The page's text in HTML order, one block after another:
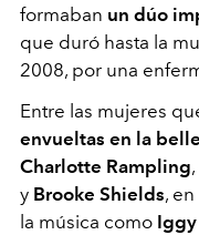
formaban un dúo
que duró hasta la
2008, por una
Entre las mujeres
envueltas en la
Charlotte Rampling
y Brooke Shields,
la música como Iggy